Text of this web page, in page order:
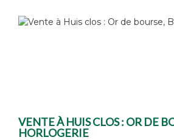
VENTE À HUIS CLOS : OR DE
HORLOGERIE